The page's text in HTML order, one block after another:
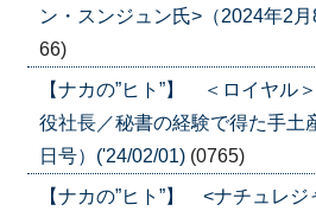
ン・スンジュン氏>（2024年2
66)
【ナカの”ヒト”】 ＜ロイヤル
役社長／秘書の経験で得た手土
日号）('24/02/01) (0765)
【ナカの”ヒト”】 <ナチュレ